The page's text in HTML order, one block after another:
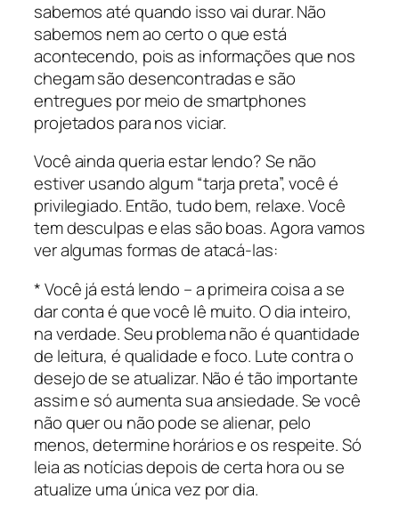
sabemos até quando isso vai durar. Não
sabemos nem ao certo o que está
acontecendo, pois as informações que nos
chegam são desencontradas e são
entregues por meio de smartphones
projetados para nos viciar.
Você ainda queria estar lendo? Se não
estiver usando algum “tarja preta”, você é
privilegiado. Então, tudo bem, relaxe. Você
tem desculpas e elas são boas. Agora vamos
ver algumas formas de atacá-las:
* Você já está lendo – a primeira coisa a se
dar conta é que você lê muito. O dia inteiro,
na verdade. Seu problema não é quantidade
de leitura, é qualidade e foco. Lute contra o
desejo de se atualizar. Não é tão importante
assim e só aumenta sua ansiedade. Se você
não quer ou não pode se alienar, pelo
menos, determine horários e os respeite. Só
leia as notícias depois de certa hora ou se
atualize uma única vez por dia.